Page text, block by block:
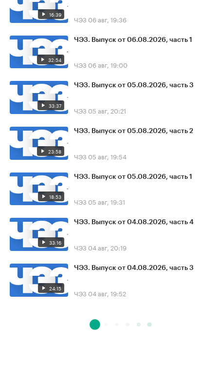
16:39 ЧЭЗ 06 авг, 19:36
32:54
ЧЭЗ. Выпуск от 06.08.2026, часть 1
ЧЭЗ 06 авг, 19:00
33:37
ЧЭЗ. Выпуск от 05.08.2026, часть 3
ЧЭЗ 05 авг, 20:21
23:58
ЧЭЗ. Выпуск от 05.08.2026, часть 2
ЧЭЗ 05 авг, 19:54
18:53
ЧЭЗ. Выпуск от 05.08.2026, часть 1
ЧЭЗ 05 авг, 19:31
33:16
ЧЭЗ. Выпуск от 04.08.2026, часть 4
ЧЭЗ 04 авг, 20:19
24:15
ЧЭЗ. Выпуск от 04.08.2026, часть 3
ЧЭЗ 04 авг, 19:52